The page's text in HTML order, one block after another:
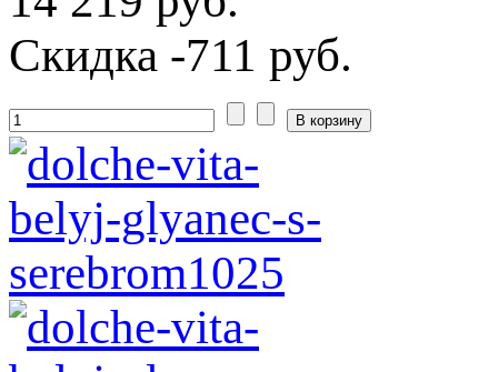
Скидка -711 руб.